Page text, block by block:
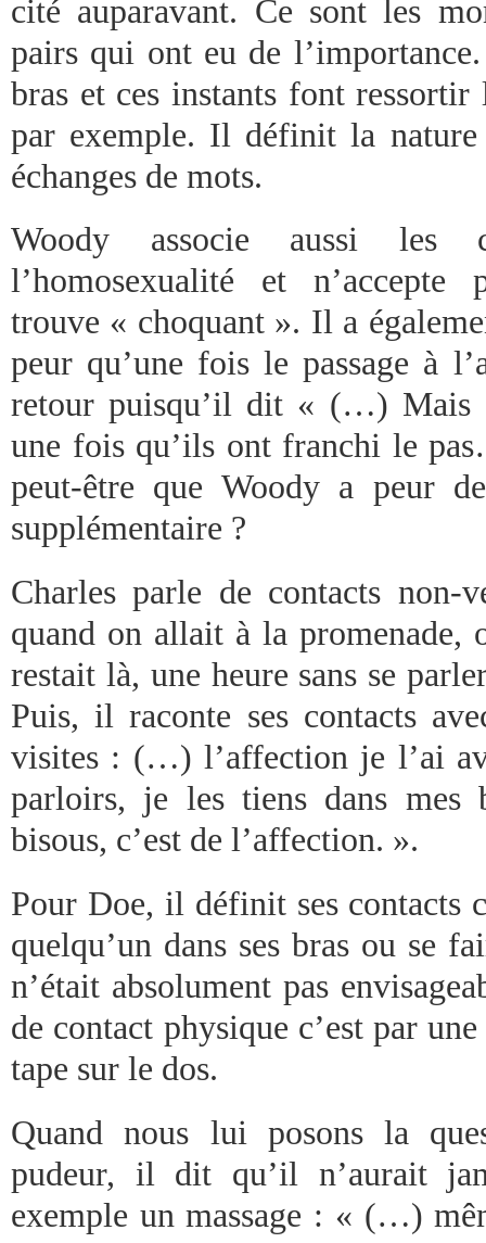
cité auparavant. Ce sont les
pairs qui ont eu de
bras et ces instants font ressortir
par exemple. Il définit la nature
échanges de mots.
Woody associe aussi les
l’homosexualité et n’accepte
trouve « choquant ». Il a
peur qu’une fois le passage à
retour puisqu’il dit « (…) Mais
une fois qu’ils ont franchi le
peut-être que Woody a peur
supplémentaire ?
Charles parle de contacts non-
quand on allait à la promenade,
restait là, une heure sans se
Puis, il raconte ses contacts
visites : (…) l’affection je l’ai
parloirs, je les tiens dans mes
bisous, c’est de l’affection. ».
Pour Doe, il définit ses contacts
quelqu’un dans ses bras ou se
n’était absolument pas
de contact physique c’est par
tape sur le dos.
Quand nous lui posons la
pudeur, il dit qu’il n’aurait
exemple un massage : « (…)